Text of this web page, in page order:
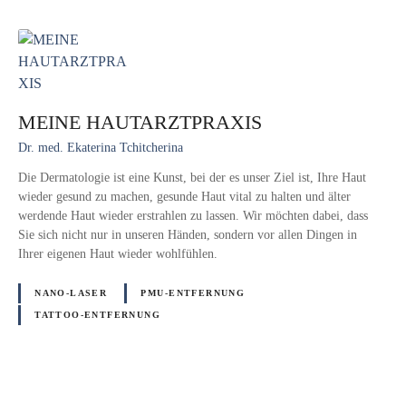
MEINE HAUTARZTPRAXIS
Dr. med. Ekaterina Tchitcherina
Die Dermatologie ist eine Kunst, bei der es unser Ziel ist, Ihre Haut
wieder gesund zu machen, gesunde Haut vital zu halten und älter
werdende Haut wieder erstrahlen zu lassen. Wir möchten dabei, dass
Sie sich nicht nur in unseren Händen, sondern vor allen Dingen in
Ihrer eigenen Haut wieder wohlfühlen.
NANO-LASER PMU-ENTFERNUNG
TATTOO-ENTFERNUNG